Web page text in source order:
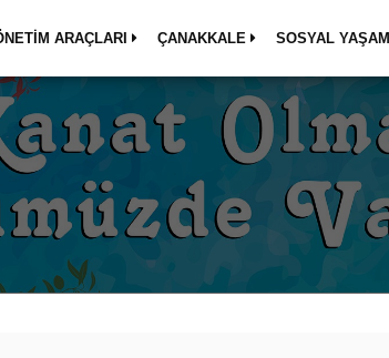
ARAÇLARI ÇANAKKALE SOSYAL YAŞAM